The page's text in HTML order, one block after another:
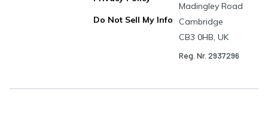
Do Not Sell My Info
Madingley Road
Cambridge
CB3 0HB, UK
Reg. Nr. 2937296